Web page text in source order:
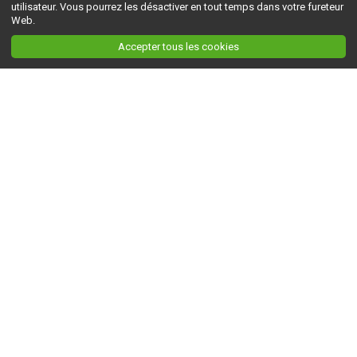
utilisateur. Vous pourrez les désactiver en tout temps dans votre fureteur
Web.
Accepter tous les cookies